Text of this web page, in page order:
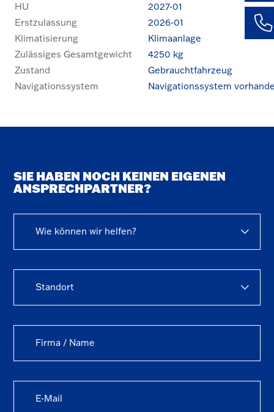
Ulm
+49
1435 –
HU
2027-01
Erstzulassung
2026-01
Klimatisierung
Klimaanlage
Zulässiges Gesamtgewicht
4250 kg
Zustand
Gebrauchtfahrzeug
Navigationssystem
Navigationssystem
SIE HABEN NOCH KEINEN EIGENEN
ANSPRECHPARTNER?
Wie können wir helfen?
Standort